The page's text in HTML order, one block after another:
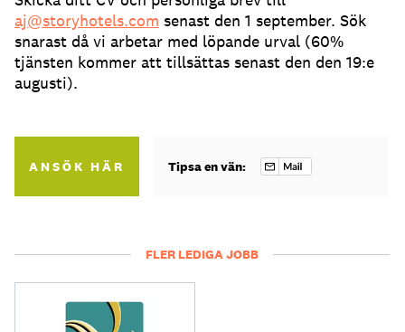
aj@storyhotels.com senast den 1 september. Sök
snarast då vi arbetar med löpande urval (60%
tjänsten kommer att tillsättas senast den den 19:e
augusti).
ANSÖK HÄR Tipsa en vän:
FLER LEDIGA JOBB